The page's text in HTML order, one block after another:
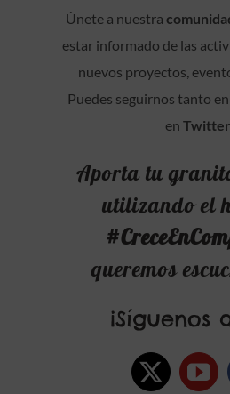
Únete a nuestra
estar informado de las
nuevos proyectos,
Puedes seguirnos tanto en
en Twitter
Aporta tu
utilizando el
queremos
¡Síguenos